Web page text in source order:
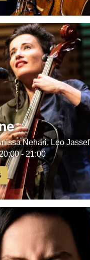
Nehari, Leo Jassef
20:00 - 21:00